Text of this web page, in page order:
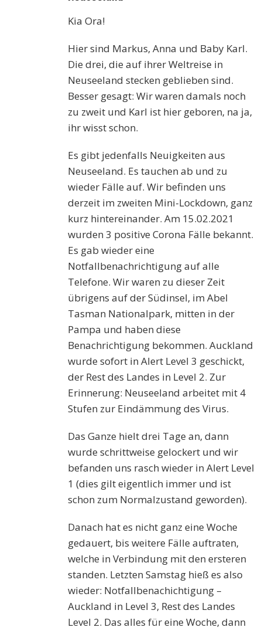
Kia Ora!
Hier sind Markus, Anna und Baby Karl.
Die drei, die auf ihrer Weltreise in
Neuseeland stecken geblieben sind.
Besser gesagt: Wir waren damals noch
zu zweit und Karl ist hier geboren, na ja,
ihr wisst schon.
Es gibt jedenfalls Neuigkeiten aus
Neuseeland. Es tauchen ab und zu
wieder Fälle auf. Wir befinden uns
derzeit im zweiten Mini-Lockdown, ganz
kurz hintereinander. Am 15.02.2021
wurden 3 positive Corona Fälle bekannt.
Es gab wieder eine
Notfallbenachrichtigung auf alle
Telefone. Wir waren zu dieser Zeit
übrigens auf der Südinsel, im Abel
Tasman Nationalpark, mitten in der
Pampa und haben diese
Benachrichtigung bekommen. Auckland
wurde sofort in Alert Level 3 geschickt,
der Rest des Landes in Level 2. Zur
Erinnerung: Neuseeland arbeitet mit 4
Stufen zur Eindämmung des Virus.
Das Ganze hielt drei Tage an, dann
wurde schrittweise gelockert und wir
befanden uns rasch wieder in Alert Level
1 (dies gilt eigentlich immer und ist
schon zum Normalzustand geworden).
Danach hat es nicht ganz eine Woche
gedauert, bis weitere Fälle auftraten,
welche in Verbindung mit den ersteren
standen. Letzten Samstag hieß es also
wieder: Notfallbenachichtigung –
Auckland in Level 3, Rest des Landes
Level 2. Das alles für eine Woche, dann